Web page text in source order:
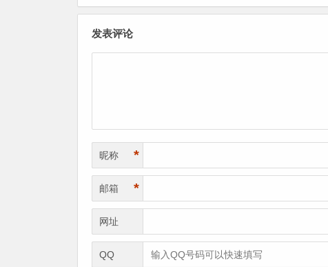
发表评论
昵称 *
邮箱 *
网址
QQ